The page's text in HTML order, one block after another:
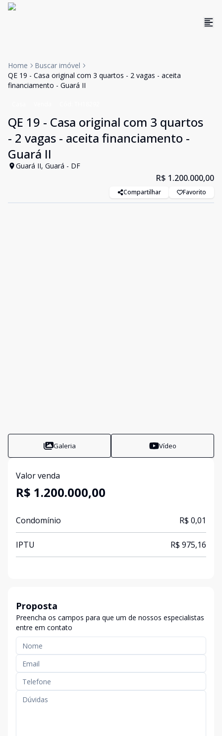
Home
Buscar imóvel
QE 19 - Casa original com 3 quartos - 2 vagas - aceita
financiamento - Guará II
QE 19 - Casa original com 3 quartos
- 2 vagas - aceita financiamento -
Guará II
Guará II, Guará - DF
R$ 1.200.000,00
Compartilhar Favorito
Galeria Vídeo
Valor venda
R$ 1.200.000,00
Condomínio R$ 0,01
IPTU R$ 975,16
Proposta
Preencha os campos para que um de nossos especialistas
entre em contato